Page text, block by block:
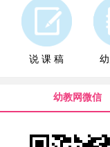
说 课 稿
幼教网微信